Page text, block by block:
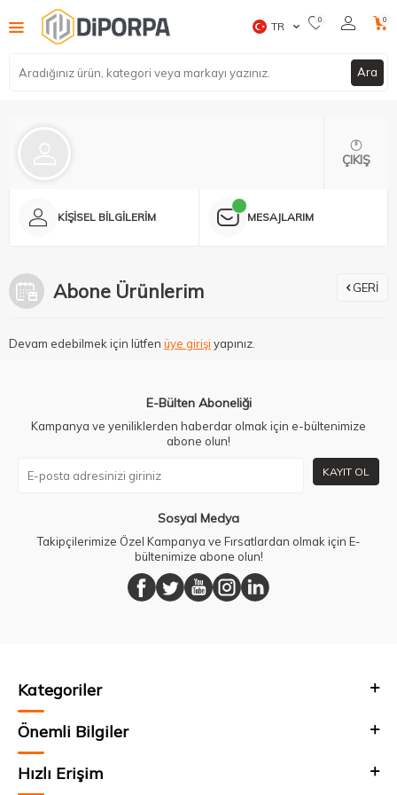
Ara
TR 0 0
ÇIKIŞ
KIŞISEL BILGILERIM MESAJLARIM
Abone Ürünlerim GERI
Devam edebilmek için lütfen üye girişi yapınız.
E-Bülten Aboneliği
Kampanya ve yeniliklerden haberdar olmak için e-bültenimize
abone olun!
KAYIT OL
Sosyal Medya
Takipçilerimize Özel Kampanya ve Fırsatlardan olmak için E-
bültenimize abone olun!
Kategoriler
Önemli Bilgiler
Hızlı Erişim